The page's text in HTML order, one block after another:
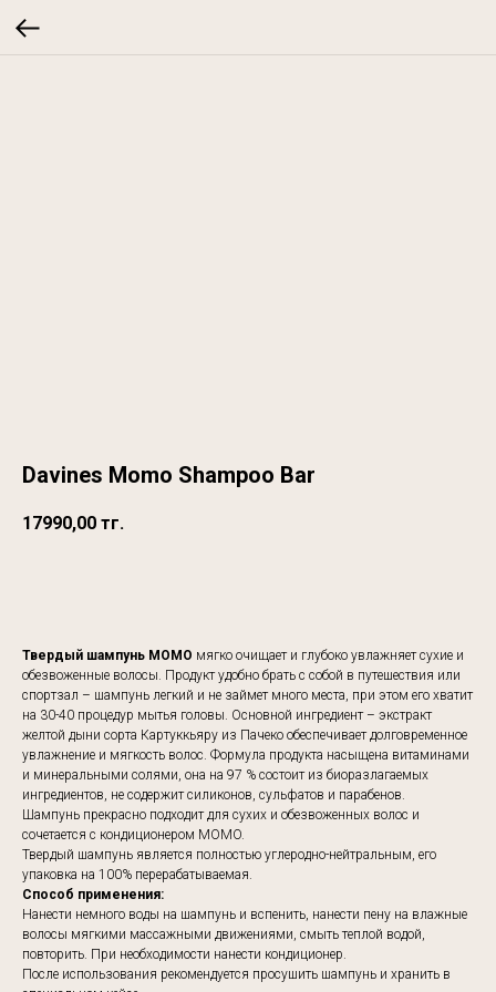
Davines Momo Shampoo Bar
17990,00 тг.
Твердый шампунь MOMO мягко очищает и глубоко увлажняет сухие и
обезвоженные волосы. Продукт удобно брать с собой в путешествия или
спортзал – шампунь легкий и не займет много места, при этом его хватит
на 30-40 процедур мытья головы. Основной ингредиент – экстракт
желтой дыни сорта Картуккьяру из Пачеко обеспечивает долговременное
увлажнение и мягкость волос. Формула продукта насыщена витаминами
и минеральными солями, она на 97 % состоит из биоразлагаемых
ингредиентов, не содержит силиконов, сульфатов и парабенов.
Шампунь прекрасно подходит для сухих и обезвоженных волос и
сочетается с кондиционером MOMO.
Твердый шампунь является полностью углеродно-нейтральным, его
упаковка на 100% перерабатываемая.
Способ применения:
Нанести немного воды на шампунь и вспенить, нанести пену на влажные
волосы мягкими массажными движениями, смыть теплой водой,
повторить. При необходимости нанести кондиционер.
После использования рекомендуется просушить шампунь и хранить в